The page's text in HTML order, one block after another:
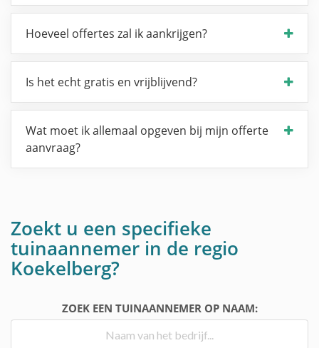
Hoeveel offertes zal ik aankrijgen?
Is het echt gratis en vrijblijvend?
Wat moet ik allemaal opgeven bij mijn offerte
aanvraag?
Zoekt u een specifieke
tuinaannemer in de regio
Koekelberg?
ZOEK EEN TUINAANNEMER OP NAAM: